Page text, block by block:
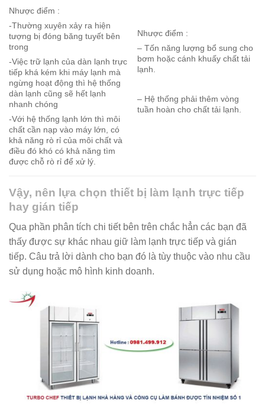
Nhược điểm :
-Thường xuyên xảy ra hiện
tượng bị đóng băng tuyết bên
trong
-Việc trữ lạnh của dàn lạnh trực
tiếp khá kém khi máy lạnh mà
ngừng hoạt động thì hệ thống
dàn lạnh cũng sẽ hết lạnh
nhanh chóng
-Với hệ thống lạnh lớn thì môi
chất cần nạp vào máy lớn, có
khả năng rò rỉ của môi chất và
điều đó khó có khả năng tìm
được chỗ rò rỉ để xử lý.
Nhược điểm :
– Tốn năng lượng bổ sung cho
bơm hoặc cánh khuấy chất tải
lạnh.
– Hệ thống phải thêm vòng
tuần hoàn cho chất tải lạnh.
Vậy, nên lựa chọn thiết bị làm lạnh trực tiếp
hay gián tiếp
Qua phần phân tích chi tiết bên trên chắc hẳn các bạn đã
thấy được sự khác nhau giữ làm lạnh trực tiếp và gián
tiếp. Câu trả lời dành cho bạn đó là tùy thuộc vào nhu cầu
sử dụng hoặc mô hình kinh doanh.